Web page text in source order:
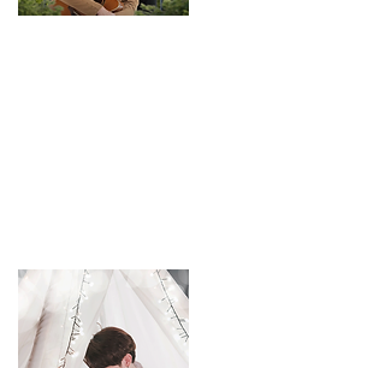
私のツンデレ師匠様！
逃れられない運命-在劫難逃-
愛すべき私たちへ～beautiful days～
あの日のI Love You
My Star Bride
それでも、家族～All is Well～